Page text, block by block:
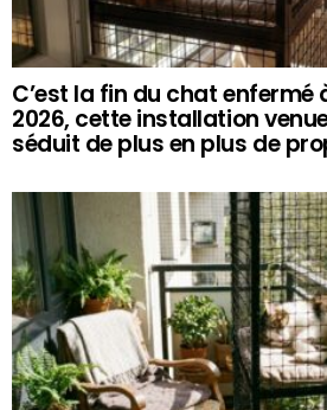
C’est la fin du chat enfermé
2026, cette installation
séduit de plus en plus de